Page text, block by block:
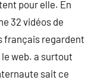
pour elle. En
32 vidéos de
français regardent
web. a surtout
sait ce